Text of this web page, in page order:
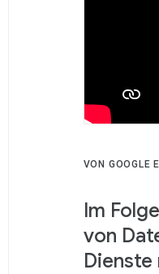
VON GOOGLE
Im
von
Dienste